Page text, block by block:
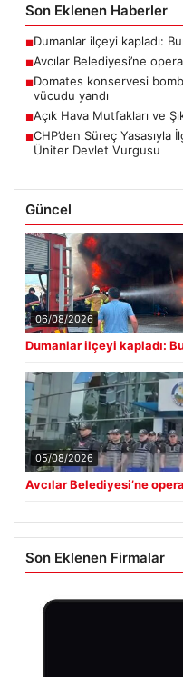
Son Eklenen Haberler
■Dumanlar ilçeyi kapladı:
■Avcılar Belediyesi’ne
■Domates konservesi
vücudu yandı
■Açık Hava Mutfakları ve
■CHP’den Süreç
Üniter Devlet Vurgusu
Güncel
06/08/2026
Dumanlar ilçeyi kapladı:
05/08/2026
Avcılar Belediyesi’ne
Son Eklenen Firmalar